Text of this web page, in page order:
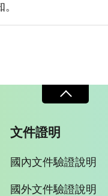
文件證明
國內文件驗證說明
國外文件驗證說明